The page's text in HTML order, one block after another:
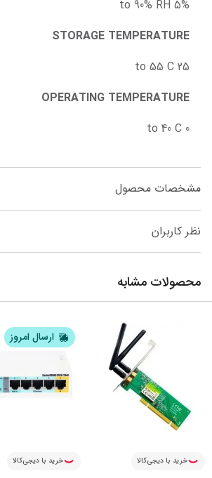
5% to 90% RH
STORAGE TEMPERATURE
25 to 55 C
OPERATING TEMPERATURE
0 to 40 C
مشخصات محصول
نظر کاربران
محصولات مشابه
خرید با دیجی‌کالا
ارسال امروز
خرید با دیجی‌کالا